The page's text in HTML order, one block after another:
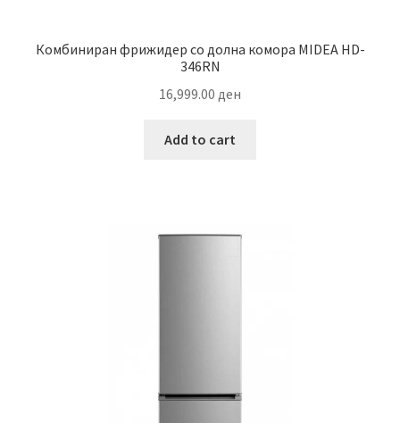
Комбиниран фрижидер со долна комора MIDEA HD-
346RN
16,999.00 ден
Add to cart